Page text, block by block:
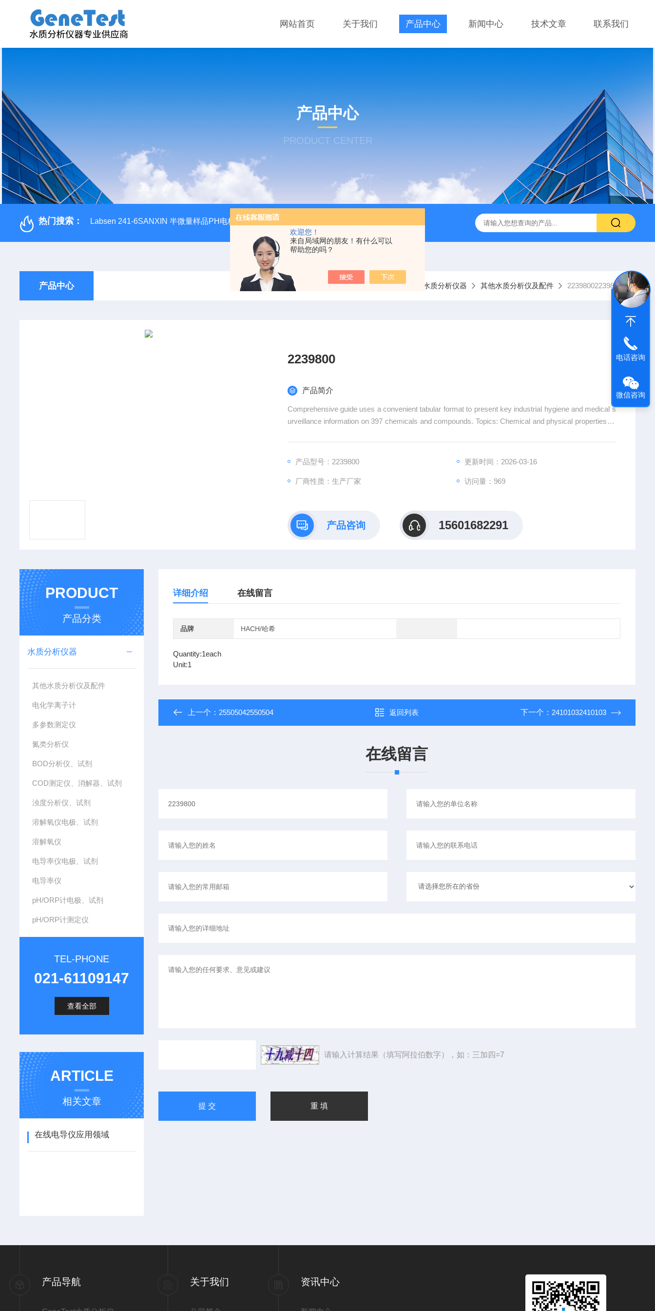
欢迎您！
来自局域网的朋友！有什么可以
帮助您的吗？
网站首页 关于我们 产品中心 新闻中心 技术文章 联系我们
产品中心
PRODUCT CENTER
热门搜索： Labsen 241-6SANXIN 半微量样品PH电极 SDI-47手动SDI污染指数测定仪，携带方便，轻巧 9385100DR900便携式多参数水质分析仪 GTOX-700便携式
产品中心 当前位置：首页 产品中心 水质分析仪器 其他水质分析仪及配件 22398002239800
2239800
产品简介
Comprehensive guide uses a convenient tabular format to present key industrial hygiene and medical s
urveillance information on 397 chemicals and compounds. Topics: Chemical and physical properties, P
产品型号：2239800 更新时间：2026-03-16
厂商性质：生产厂家 访问量：969
产品咨询 15601682291
PRODUCT
产品分类
水质分析仪器
其他水质分析仪及配件
电化学离子计
多参数测定仪
氮类分析仪
BOD分析仪、试剂
COD测定仪、消解器、试剂
浊度分析仪、试剂
溶解氧仪电极、试剂
溶解氧仪
电导率仪电极、试剂
电导率仪
pH/ORP计电极、试剂
pH/ORP计测定仪
TEL-PHONE
021-61109147
查看全部
ARTICLE
相关文章
在线电导仪应用领域
详细介绍 在线留言
品牌 HACH/哈希
Quantity:1each
Unit:1
上一个： 25505042550504 返回列表 下一个： 24101032410103
在线留言
请输入计算结果（填写阿拉伯数字），如：三加四=7
产品导航 关于我们 资讯中心
电话咨询
微信咨询